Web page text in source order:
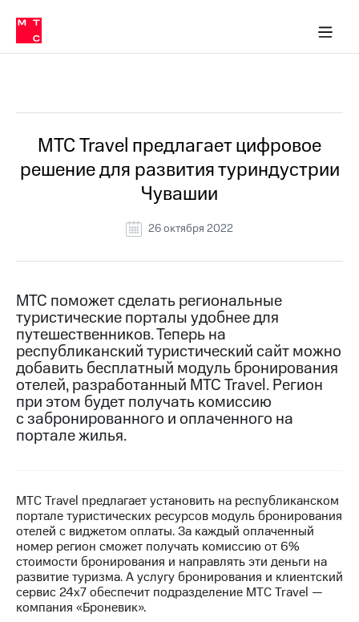
Медиа-центр
и акционерам
Устойчивое развитие
Комплаенс и деловая этика
компании
Карьера
История
компании
информация
Контакты
Медиа-центр
Пресс-
релизы
МТС
о технологиях
Достижения
Финансовая
отчетность
Контакты
Новости
в
регионе
в МТС
Пресс-
релизы
о технологиях
МТС Travel предлагает цифровое
решение для развития туриндустрии
Чувашии
26 октября 2022
МТС поможет сделать региональные
туристические порталы удобнее для
путешественников. Теперь на
республиканский туристический сайт можно
добавить бесплатный модуль бронирования
отелей, разработанный МТС Travel. Регион
при этом будет получать комиссию
с забронированного и оплаченного на
портале жилья.
МТС Travel предлагает установить на республиканском
портале туристических ресурсов модуль бронирования
отелей с виджетом оплаты. За каждый оплаченный
номер регион сможет получать комиссию от 6%
стоимости бронирования и направлять эти деньги на
развитие туризма. А услугу бронирования и клиентский
сервис 24х7 обеспечит подразделение МТС Travel —
компания «Броневик».